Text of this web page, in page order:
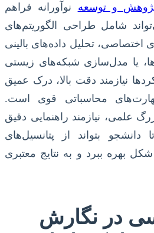
و توسعه نوآورانه فراهم
شامل طراحی الگوریتم‌های
اختصاصی، تحلیل داده‌های بالینی
یا مدل‌سازی شبکه‌های زیستی
نیازمند دقت بالا، درک عمیق
محاسباتی قوی است.
علمی، نیازمند راهنمایی دقیق
بتواند از پتانسیل‌های
شکل بهره ببرد و به نتایج معتبری
در نگارش